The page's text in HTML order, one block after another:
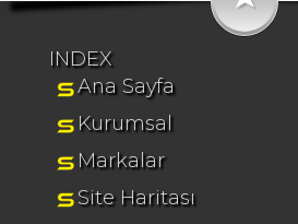
INDEX
Ana Sayfa
Kurumsal
Markalar
Site Haritası